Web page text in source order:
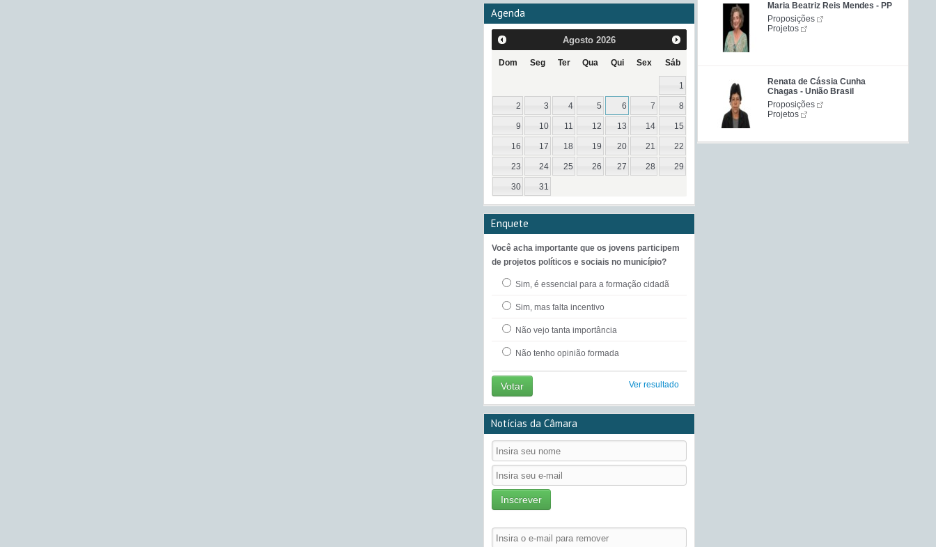
Maria Beatriz Reis Mendes - PP
Proposições
Projetos
Renata de Cássia Cunha
Chagas - União Brasil
Proposições
Projetos
Agenda
Agosto 2026
Dom Seg Ter Qua Qui Sex Sáb
1
2 3 4 5 6 7 8
9 10 11 12 13 14 15
16 17 18 19 20 21 22
23 24 25 26 27 28 29
30 31
Enquete
Você acha importante que os jovens participem
de projetos políticos e sociais no município?
Sim, é essencial para a formação cidadã
Sim, mas falta incentivo
Não vejo tanta importância
Não tenho opinião formada
Votar Ver resultado
Notícias da Câmara
Inscrever